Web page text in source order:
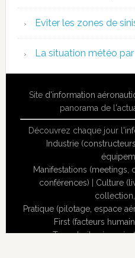
Eviter les zones de
La situation météo
Site d'information
panorama de
Découvrez chaque jour l'
Industrie
Manifestations (meetings,
conférences)
Culture
Pratique (pilotage, espace
First (facteurs
Tous droits